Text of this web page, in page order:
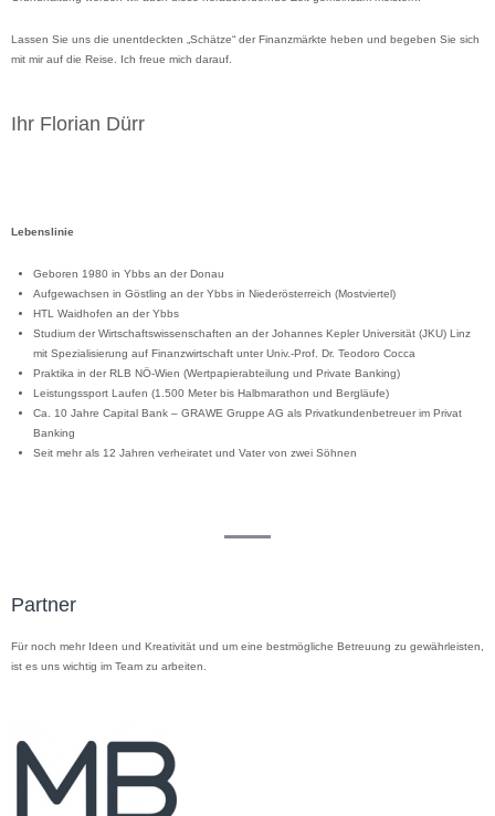
Lassen Sie uns die unentdeckten „Schätze“ der Finanzmärkte heben und begeben Sie sich
mit mir auf die Reise. Ich freue mich darauf.
Ihr Florian Dürr
Lebenslinie
Geboren 1980 in Ybbs an der Donau
Aufgewachsen in Göstling an der Ybbs in Niederösterreich (Mostviertel)
HTL Waidhofen an der Ybbs
Studium der Wirtschaftswissenschaften an der Johannes Kepler Universität (JKU) Linz
mit Spezialisierung auf Finanzwirtschaft unter Univ.-Prof. Dr. Teodoro Cocca
Praktika in der RLB NÖ-Wien (Wertpapierabteilung und Private Banking)
Leistungssport Laufen (1.500 Meter bis Halbmarathon und Bergläufe)
Ca. 10 Jahre Capital Bank – GRAWE Gruppe AG als Privatkundenbetreuer im Privat
Banking
Seit mehr als 12 Jahren verheiratet und Vater von zwei Söhnen
Partner
Für noch mehr Ideen und Kreativität und um eine bestmögliche Betreuung zu gewährleisten,
ist es uns wichtig im Team zu arbeiten.